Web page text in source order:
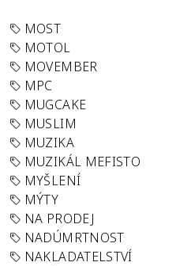
MOST
MOTOL
MOVEMBER
MPC
MUGCAKE
MUSLIM
MUZIKA
MUZIKÁL MEFISTO
MYŠLENÍ
MÝTY
NA PRODEJ
NADÚMRTNOST
NAKLADATELSTVÍ